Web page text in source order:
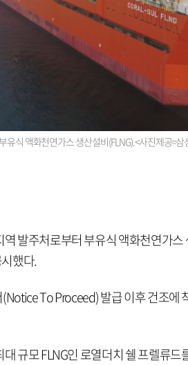
유식 액화천연가스 생산설비(FLNG).<사진제공=삼
발주처로부터 부유식 액화천연가
했다.
To Proceed) 발급 이후 건조에
규모 FLNG인 로열더치 쉘 프렐류드